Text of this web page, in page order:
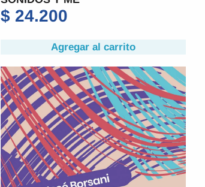
$ 24.200
Agregar al carrito